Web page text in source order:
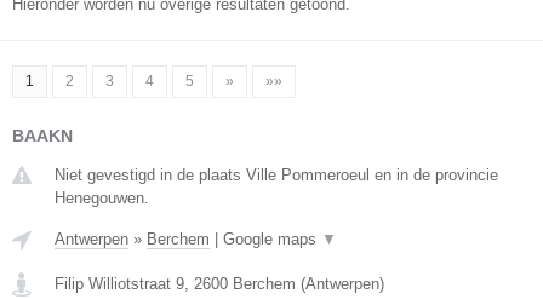
Hieronder worden nu overige resultaten getoond.
1 2 3 4 5 » »»
BAAKN
Niet gevestigd in de plaats Ville Pommeroeul en in de provincie
Henegouwen.
Antwerpen » Berchem Google maps ▼
Filip Williotstraat 9, 2600 Berchem (Antwerpen)